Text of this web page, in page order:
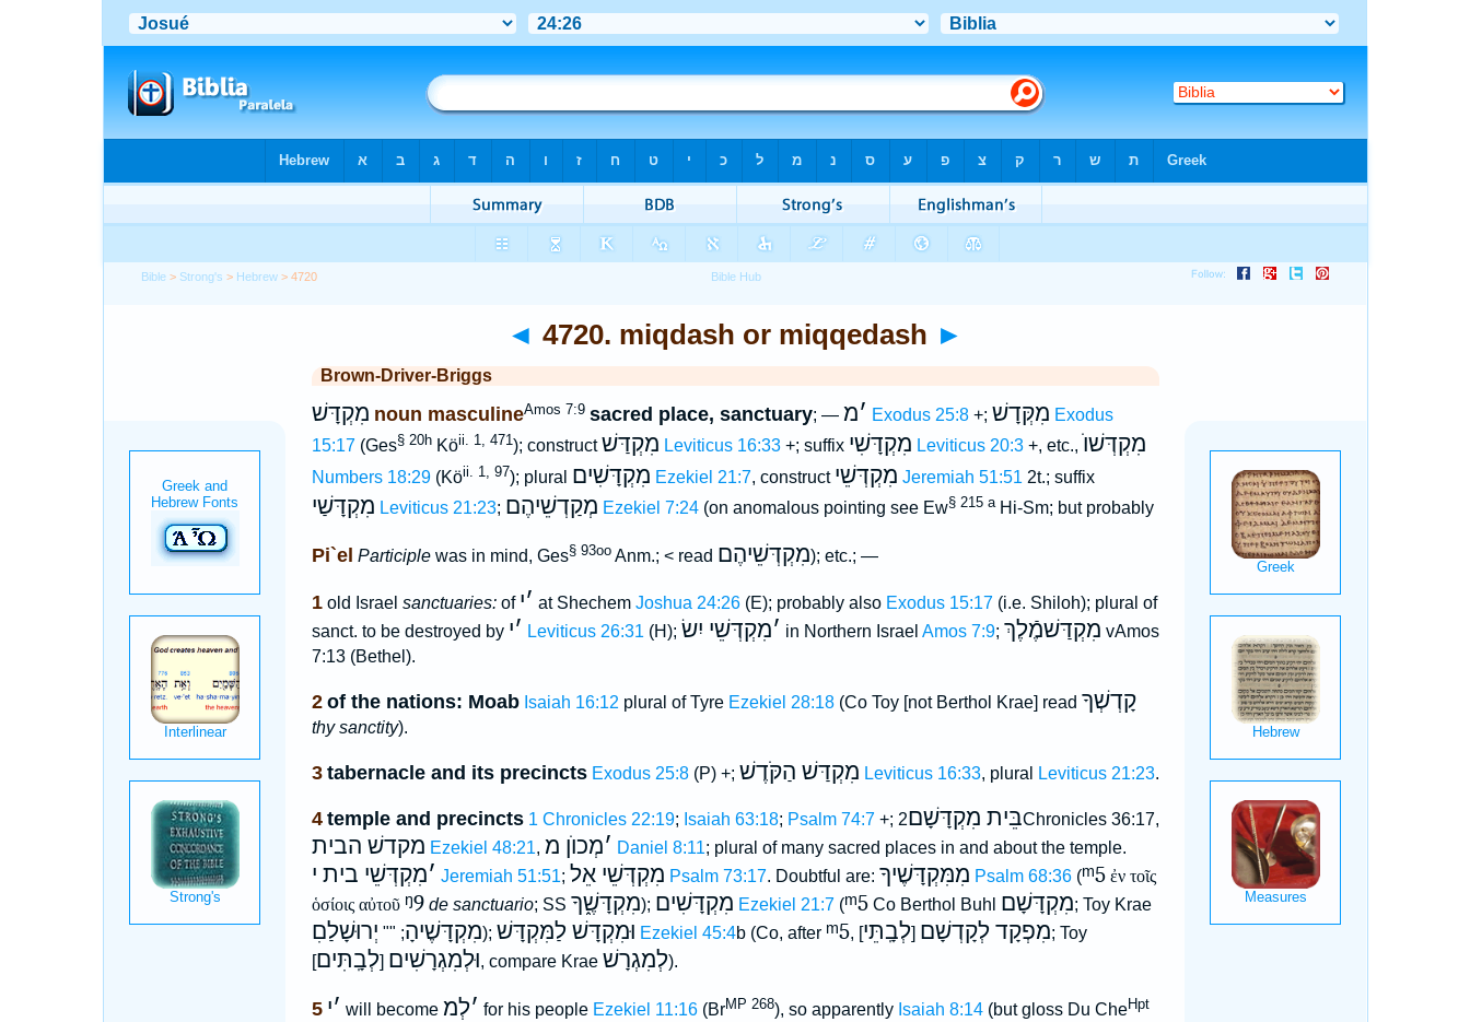
Bible > Strong's > Hebrew > 4720
◄ 4720. miqdash or miqqedash ►
Brown-Driver-Briggs
מִקְדָּשׁ noun masculineAmos 7:9 sacred place, sanctuary; — ׳מ Exodus 25:8+; מִקְּדָשׁ Exodus
15:17 (Ges§ 20hKöii. 1, 471); constructמִקְדַּשׁ Leviticus 16:33+; suffix מִקְדָּשִׁי Leviticus 20:3+, etc., מִקְדְּשׁוֺ
Numbers 18:29(Köii. 1, 97); plural מִקְדָּשִׁים Ezekiel 21:7, construct מִקְדְּשֵׁי Jeremiah 51:51 2t.; suffix
מִקְדָּשַׁי Leviticus 21:23; מְקַדְשֵׁיהֶם Ezekiel 7:24(on anomalous pointing see Ew§ 215 aHi-Sm; but probably
Pi`el Participlewas in mind, Ges§ 93ooAnm.; < read מִקְדְּשֵׁיהֶם); etc.; —
1old Israel sanctuaries:of ׳י at Shechem Joshua 24:26(E); probably also Exodus 15:17(i.e. Shiloh); plural of
sanct. to be destroyed by
׳י Leviticus 26:31 (H); ׳מִקְדְּשֵׁי יִשׂ in Northern Israel Amos 7:9; מִקְדַּשׁמֶֿלֶךְ vAmos
7:13 (Bethel).
2 of the nations: Moab Isaiah 16:12 plural of Tyre Ezekiel 28:18(Co Toy [not Berthol Krae] read קָדְשְׁךָ
thy sanctity).
3 tabernacle and its precincts Exodus 25:8(P) +; מִקְדַּשׁ הַקֹּדֶשׁ Leviticus 16:33, plural Leviticus 21:23.
4 temple and precincts 1 Chronicles 22:19; Isaiah 63:18; Psalm 74:7+; בֵּית מִקְדָּשָׁם2Chronicles 36:17,
מקדשׁ הבית Ezekiel 48:21, ׳מְכוֺן מ Daniel 8:11; plural of many sacred places in and about the temple.
׳מִקְדְּשֵׁי בית י Jeremiah 51:51; מִקְדְּשֵׁי אֵל Psalm 73:17. Doubtful are: מִמִּקְדָּשֶׁיךָ Psalm 68:36(ᵐ5 ἐν τοῖς
ὁσίοις αὐτοῦ ᵑ9 de sanctuario; SS מִקְדָּשֶׁ֑ךָ); מִקְדָּשִׁים Ezekiel 21:7(ᵐ5Co Berthol Buhl מִקְדָּשָׁם; Toy Krae
מִקְדָּשֶׁיהָ; "" יְרוּשָׁלַםִ ); וּמִקְדָּשׁ לַמִּקְדָּשׁ Ezekiel 45:4b (Co, after ᵐ5, מִפְקָד לְקָדְשָׁם [לְבָֽתֵּי ]; Toy
וּלְמִגְרָשִׁים [לְבָֽתִּים ], compare Krae לְמִגְרָשׁ).
5 ׳י will become ׳לְמ for his people Ezekiel 11:16(BrMP 268), so apparently Isaiah 8:14(but gloss Du CheHpt